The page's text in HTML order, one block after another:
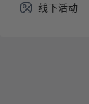
线下活动